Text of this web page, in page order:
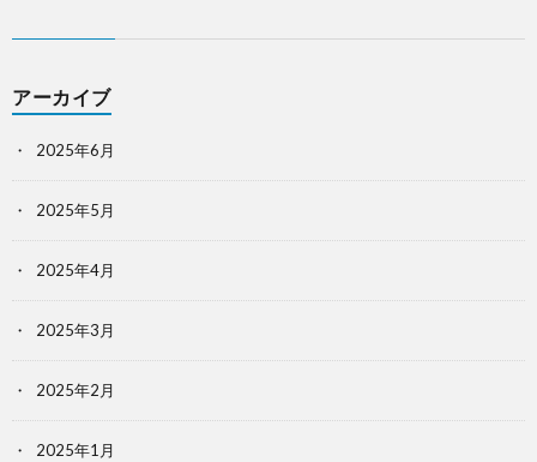
アーカイブ
2025年6月
2025年5月
2025年4月
2025年3月
2025年2月
2025年1月